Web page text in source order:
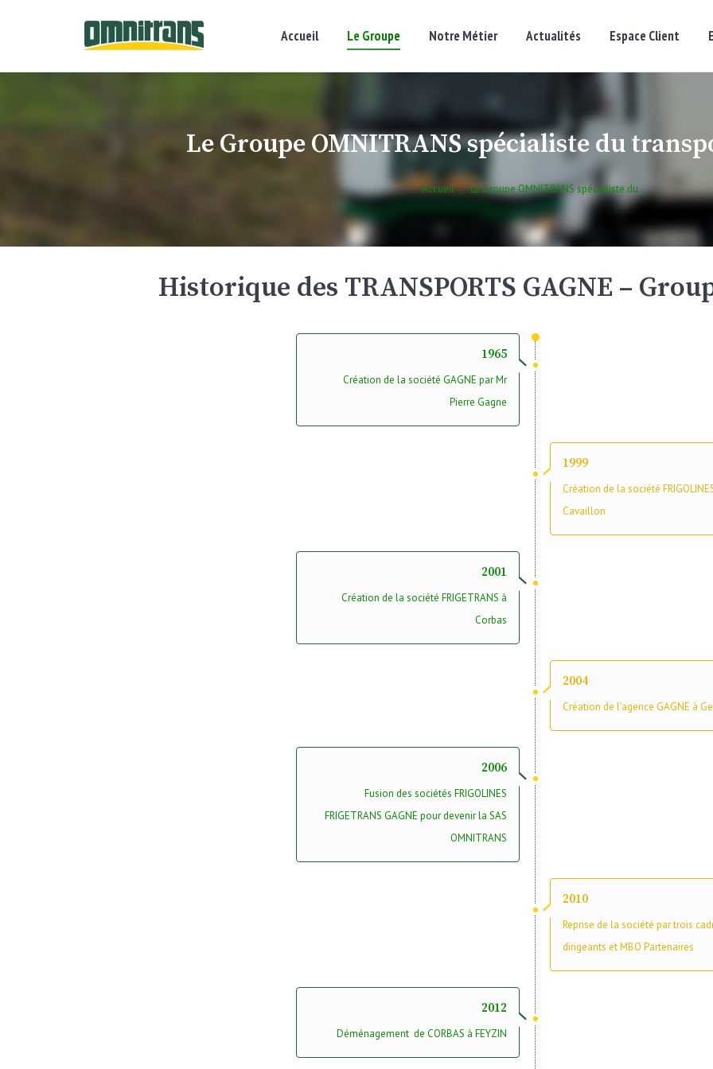
Accueil Le Groupe Notre Métier Actualités Espace Client
Le Groupe OMNITRANS spécialiste du
Accueil Le Groupe OMNITRANS spécialiste du…
Historique des TRANSPORTS GAGNE –
1965
Création de la société GAGNE par Mr
Pierre Gagne
1999
Création de la société
Cavaillon
2001
Création de la société FRIGETRANS à
Corbas
2004
Création de l’agence GAGNE à
2006
Fusion des sociétés FRIGOLINES
FRIGETRANS GAGNE pour devenir la SAS
OMNITRANS
2010
Reprise de la société par trois
dirigeants et MBO Partenaires
2012
Déménagement de CORBAS à FEYZIN